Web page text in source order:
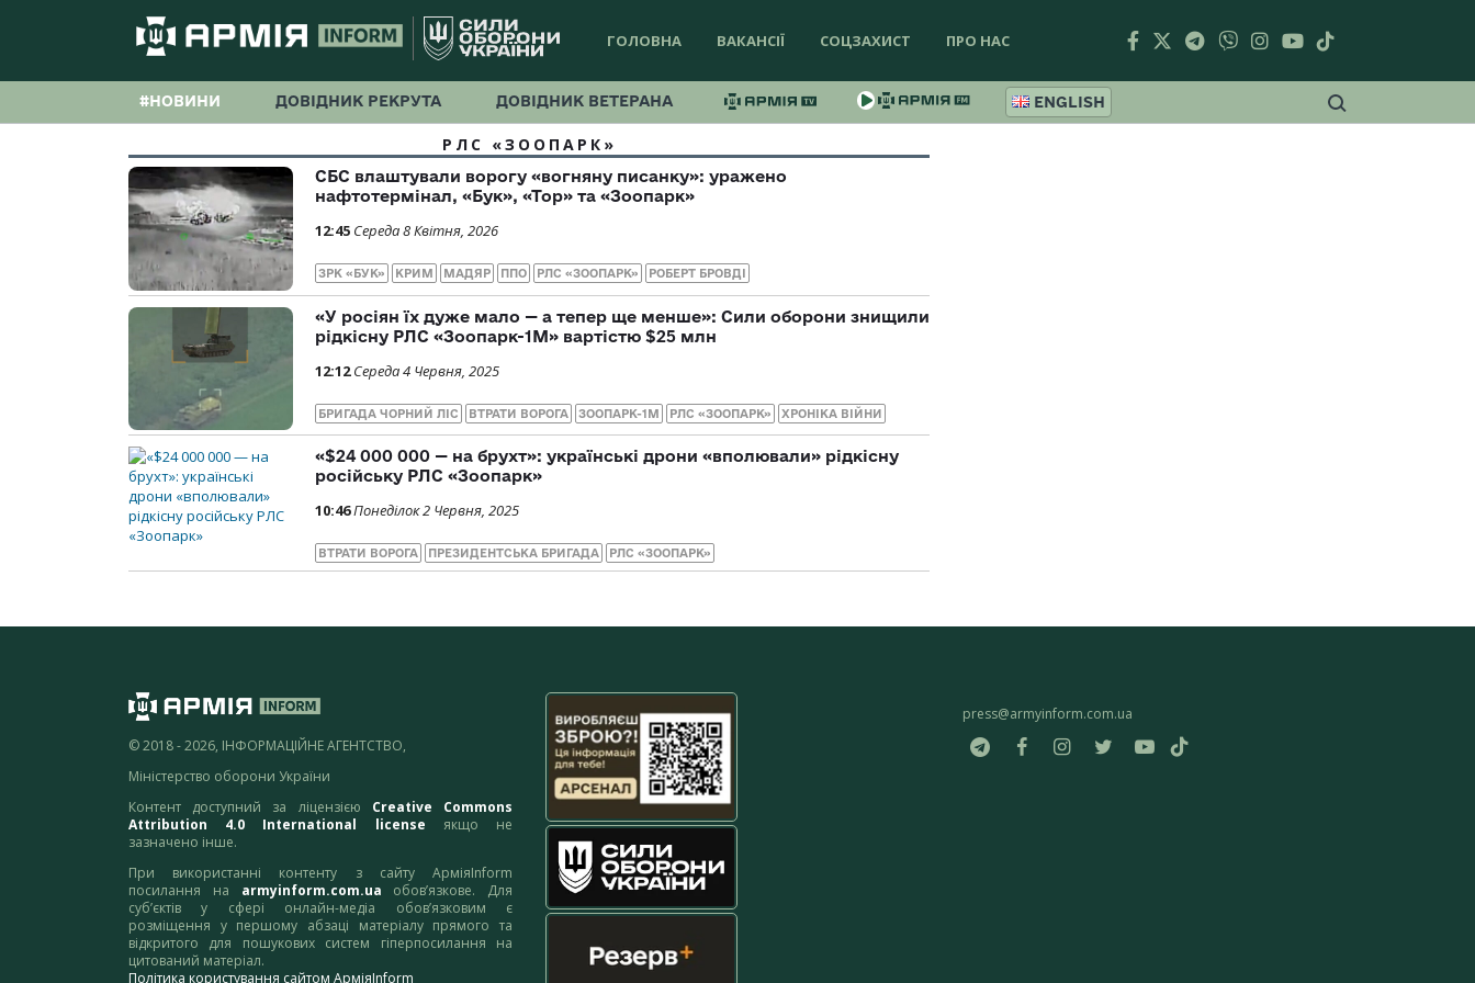
ГОЛОВНА ВАКАНСІЇ СОЦЗАХИСТ ПРО НАС
#НОВИНИ ДОВІДНИК РЕКРУТА ДОВІДНИК ВЕТЕРАНА ENGLISH
РЛС «ЗООПАРК»
СБС влаштували ворогу «вогняну писанку»: уражено
нафтотермінал, «Бук», «Тор» та «Зоопарк»
12:45 Середа 8 Квітня, 2026
ЗРК «БУК» КРИМ МАДЯР ППО РЛС «ЗООПАРК» РОБЕРТ БРОВДІ
«У росіян їх дуже мало — а тепер ще менше»: Сили оборони знищили
рідкісну РЛС «Зоопарк-1М» вартістю $25 млн
12:12 Середа 4 Червня, 2025
БРИГАДА ЧОРНИЙ ЛІС ВТРАТИ ВОРОГА ЗООПАРК-1М РЛС «ЗООПАРК» ХРОНІКА ВІЙНИ
«$24 000 000 — на брухт»: українські дрони «вполювали» рідкісну
російську РЛС «Зоопарк»
10:46Понеділок 2 Червня, 2025
ВТРАТИ ВОРОГА ПРЕЗИДЕНТСЬКА БРИГАДА РЛС «ЗООПАРК»
© 2018 - 2026, ІНФОРМАЦІЙНЕ АГЕНТСТВО,
Міністерство оборони України
Контент доступний за ліцензією Creative Commons
Attribution 4.0 International license якщо не
зазначено інше.
При використанні контенту з сайту АрміяInform
посилання на armyinform.com.ua обов’язкове. Для
суб’єктів у сфері онлайн-медіа обов’язковим є
розміщення у першому абзаці матеріалу прямого та
відкритого для пошукових систем гіперпосилання на
цитований матеріал.
Політика користування сайтом АрміяInform
press@armyinform.com.ua